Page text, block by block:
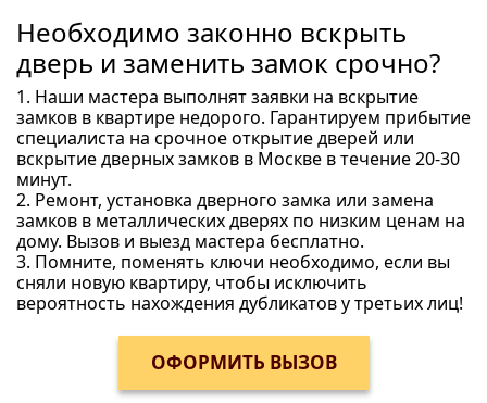
Необходимо законно вскрыть
дверь и заменить замок срочно?
1. Наши мастера выполнят заявки на вскрытие
замков в квартире недорого. Гарантируем прибытие
специалиста на срочное открытие дверей или
вскрытие дверных замков в Москве в течение 20-30
минут.
2. Ремонт, установка дверного замка или замена
замков в металлических дверях по низким ценам на
дому. Вызов и выезд мастера бесплатно.
3. Помните, поменять ключи необходимо, если вы
сняли новую квартиру, чтобы исключить
вероятность нахождения дубликатов у третьих лиц!